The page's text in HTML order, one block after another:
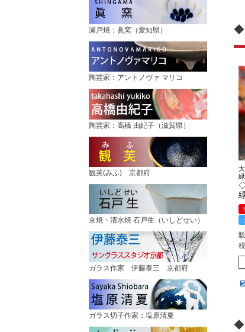
瀬戸焼：眞窯（愛知県）
陶芸家：アントノヴァ マリコ
陶芸家：高橋 由紀子（滋賀県）
観芙(みふ) 京都府
京焼・清水焼 石戸生（いしどせい）
ガラス作家 伊藤泰三 京都府
ガラス切子作家：塩原清夏
◆
◆